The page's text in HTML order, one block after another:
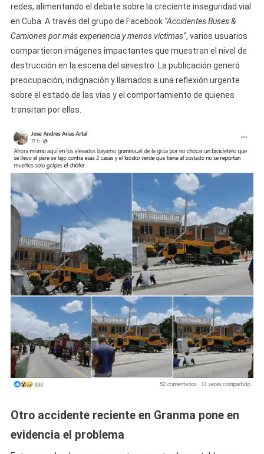
redes, alimentando el debate sobre la creciente inseguridad vial
en Cuba. A través del grupo de Facebook “Accidentes Buses &
Camiones por más experiencia y menos víctimas”, varios usuarios
compartieron imágenes impactantes que muestran el nivel de
destrucción en la escena del siniestro. La publicación generó
preocupación, indignación y llamados a una reflexión urgente
sobre el estado de las vías y el comportamiento de quienes
transitan por ellas.
Otro accidente reciente en Granma pone en
evidencia el problema